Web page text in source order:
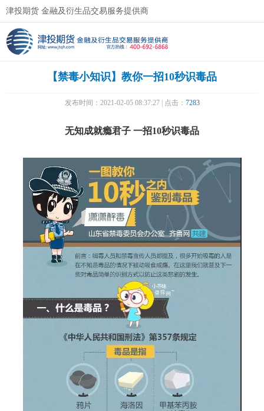
津投期货 金融及衍生品交易服务提供商
【禁毒小知识】教你一招10秒识毒品
发布时间：2021-02-05 08:37:27 | 点击： 7283
无知成就瘾君子 一招10秒识毒品